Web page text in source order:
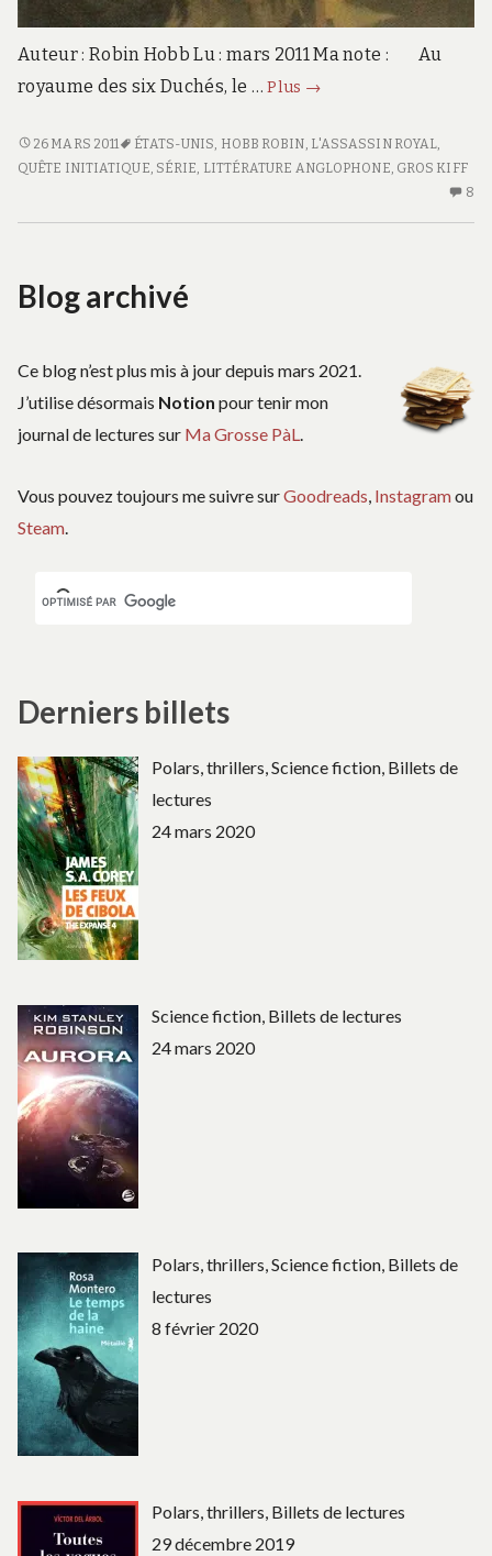
Auteur : Robin Hobb Lu : mars 2011 Ma note : Au
royaume des six Duchés, le …Plus L’apprenti
royal
#1
→
<SPAN
CLASS="ENTRY-
CLASS="ENTRY-
SUBTITLE">L'ASSASSIN
26 MARS 2011 ÉTATS-UNIS HOBB ROBIN L'ASSASSIN ROYAL
QUÊTE INITIATIQUE SÉRIE LITTÉRATURE ANGLOPHONE GROS KIFF
8
Blog archivé
Ce blog n’est plus mis à jour depuis mars 2021.
J’utilise désormais Notion pour tenir mon
journal de lectures sur Ma Grosse PàL.
Vous pouvez toujours me suivre surGoodreads Instagramou
Steam
Derniers billets
Polars, thrillers, Science fiction, Billets de
lectures
24 mars 2020
Science fiction, Billets de lectures
24 mars 2020
Polars, thrillers, Science fiction, Billets de
lectures
8 février 2020
Polars, thrillers, Billets de lectures
29 décembre 2019